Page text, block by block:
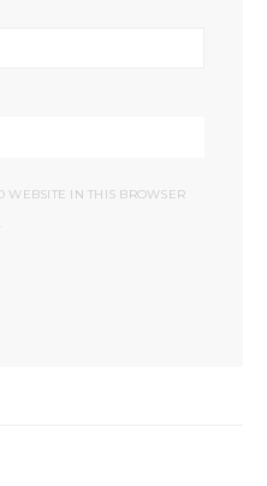
IN THIS BROWSER